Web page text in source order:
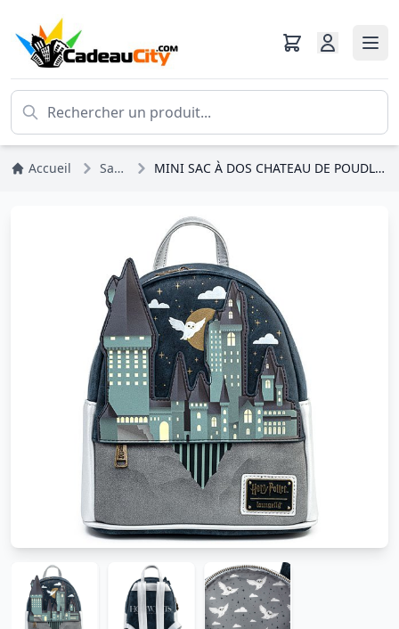
Accueil Sacs à Dos MINI SAC À DOS CHATEAU DE POUDLARD - HARRY POTTER LOUNGEFLY